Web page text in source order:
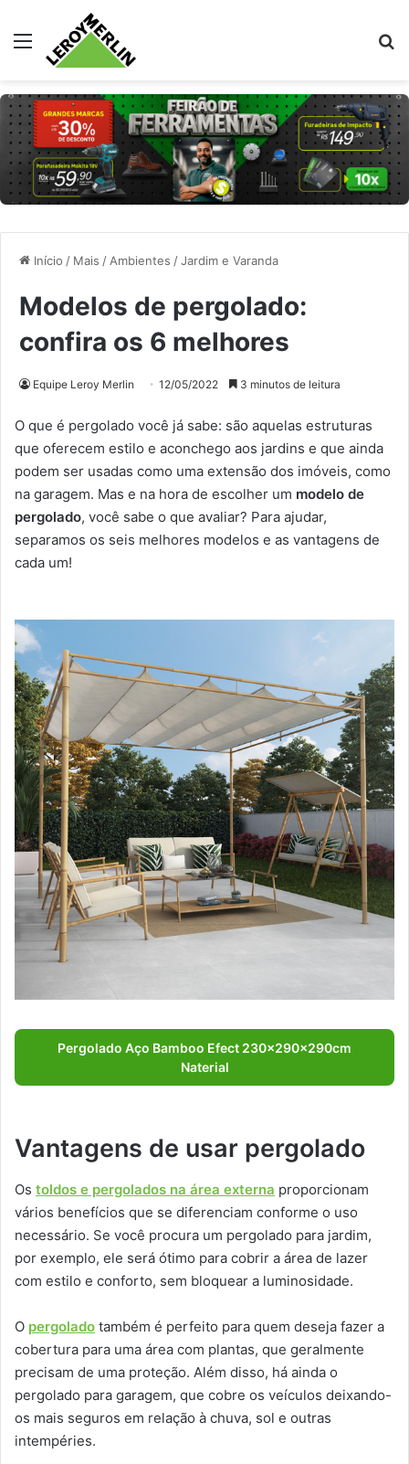
Menu
Início / Mais /Ambientes /Jardim e Varanda
Modelos de pergolado:
confira os 6 melhores
Equipe Leroy Merlin 12/05/2022 3 minutos de leitura
O que é pergolado você já sabe: são aquelas estruturas
que oferecem estilo e aconchego aos jardins e que ainda
podem ser usadas como uma extensão dos imóveis, como
na garagem. Mas e na hora de escolher um modelo de
pergolado, você sabe o que avaliar? Para ajudar,
separamos os seis melhores modelos e as vantagens de
cada um!
Pergolado Aço Bamboo Efect 230x290x290cm
Naterial
Vantagens de usar pergolado
Os toldos e pergolados na área externa proporcionam
vários benefícios que se diferenciam conforme o uso
necessário. Se você procura um pergolado para jardim,
por exemplo, ele será ótimo para cobrir a área de lazer
com estilo e conforto, sem bloquear a luminosidade.
O pergolado também é perfeito para quem deseja fazer a
cobertura para uma área com plantas, que geralmente
precisam de uma proteção. Além disso, há ainda o
pergolado para garagem, que cobre os veículos deixando-
os mais seguros em relação à chuva, sol e outras
intempéries.